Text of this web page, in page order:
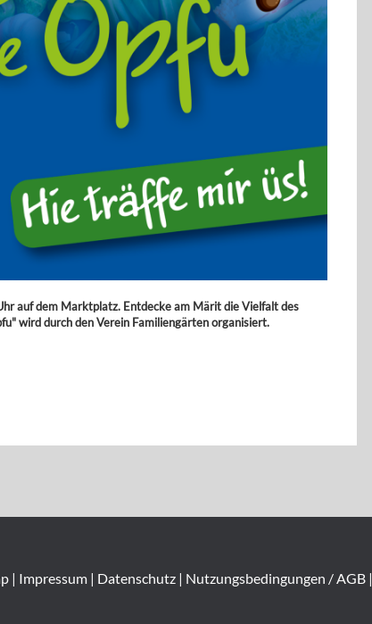
auf dem Marktplatz. Entdecke am Märit die Vielfalt des
wird durch den Verein Familiengärten organisiert.
| Impressum| Datenschutz| Nutzungsbedingungen / AGB|